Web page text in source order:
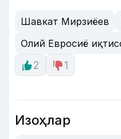
Шавкат Мирзиёев
Олий Евросиё
2
1
Изоҳлар